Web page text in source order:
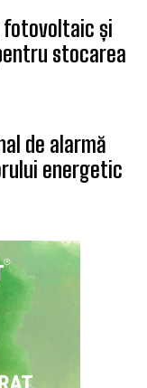
și
stocarea
de alarmă
energetic